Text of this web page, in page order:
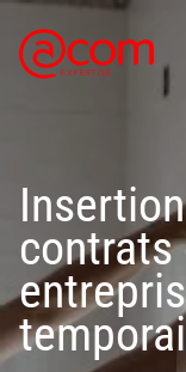
contrats